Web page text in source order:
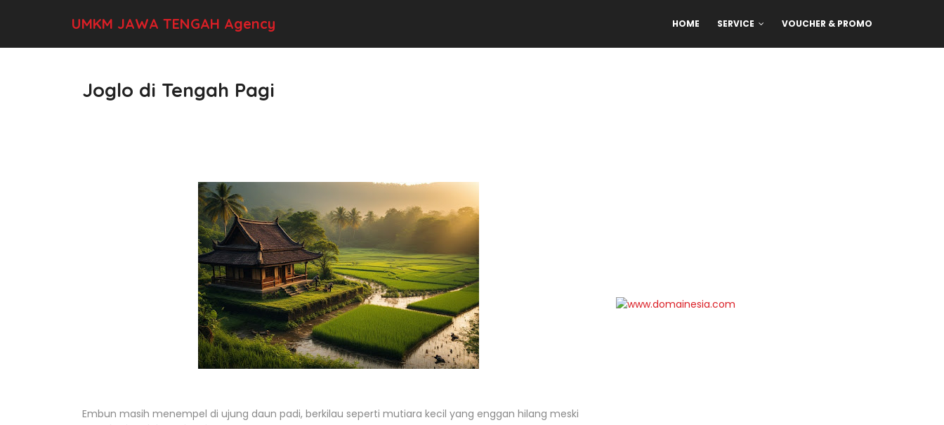
UMKM JAWA TENGAH Agency HOME SERVICE VOUCHER & PROMO
Joglo di Tengah Pagi
Embun masih menempel di ujung daun padi, berkilau seperti mutiara kecil yang enggan hilang meski